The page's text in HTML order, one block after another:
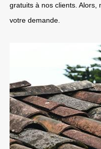
gratuits à nos clients. Alors,
votre demande.